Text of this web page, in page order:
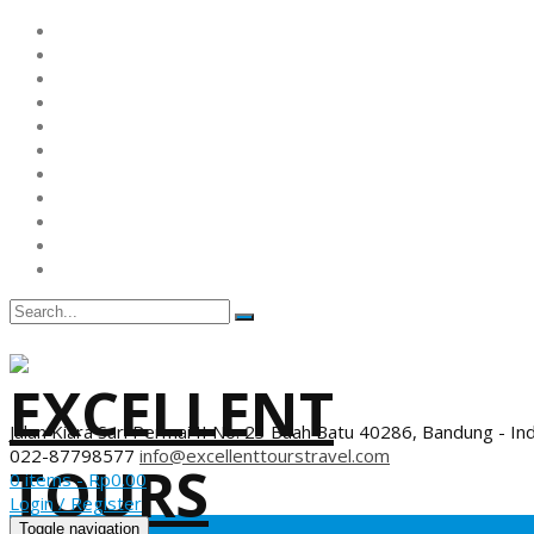
Jalan Kiara Sari Permai II No. 23 Buah Batu 40286, Bandung -
022-87798577 info@excellenttourstravel.com
0 items -Rp0.00
Login / Register
Toggle navigation